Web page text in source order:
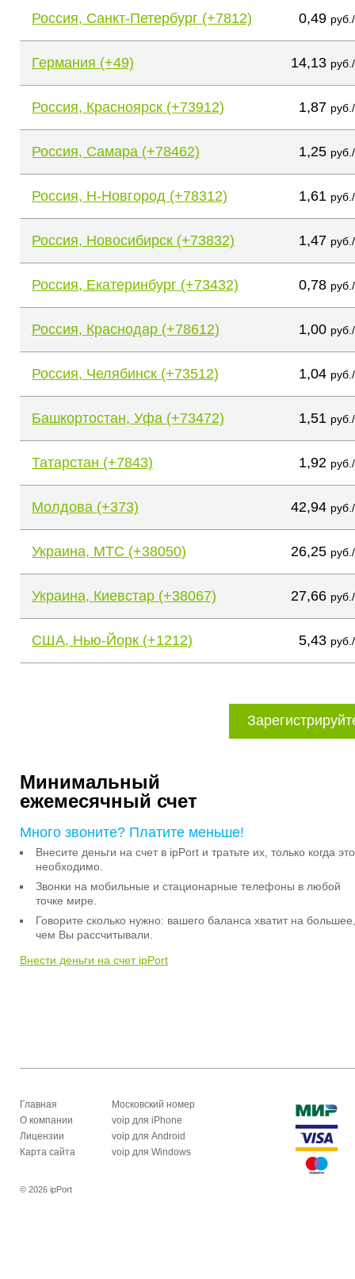
Россия, Санкт-Петербург (+7812) 0,49
Германия (+49) 14,13
Россия, Красноярск (+73912) 1,87
Россия, Самара (+78462) 1,25
Россия, Н-Новгород (+78312) 1,61
Россия, Новосибирск (+73832) 1,47
Россия, Екатеринбург (+73432) 0,78
Россия, Краснодар (+78612) 1,00
Россия, Челябинск (+73512) 1,04
Башкортостан, Уфа (+73472) 1,51
Татарстан (+7843) 1,92
Молдова (+373) 42,94
Украина, МТС (+38050) 26,25
Украина, Киевстар (+38067) 27,66
США, Нью-Йорк (+1212) 5,43
Минимальный
ежемесячный счет
Много звоните? Платите меньше!
Внесите деньги на счет в ipPort и тратьте их, только когда это
необходимо.
Звонки на мобильные и стационарные телефоны в любой
точке мире.
Говорите сколько нужно: вашего баланса хватит на большее,
чем Вы рассчитывали.
Внести деньги на счет ipPort
Главная
О компании
Лицензии
Карта сайта
Московский номер
voip для iPhone
voip для Android
voip для Windows
© 2026 ipPort